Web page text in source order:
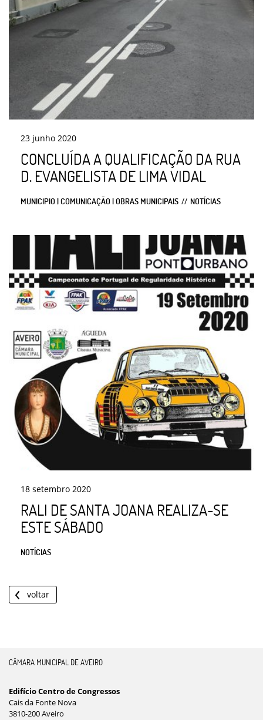
23 junho 2020
CONCLUÍDA A QUALIFICAÇÃO DA RUA
D. EVANGELISTA DE LIMA VIDAL
MUNICIPIO | COMUNICAÇÃO | OBRAS MUNICIPAIS NOTÍCIAS
18 setembro 2020
RALI DE SANTA JOANA REALIZA-SE
ESTE SÁBADO
NOTÍCIAS
voltar
CÂMARA MUNICIPAL DE AVEIRO
Edifício Centro de Congressos
Cais da Fonte Nova
3810-200 Aveiro